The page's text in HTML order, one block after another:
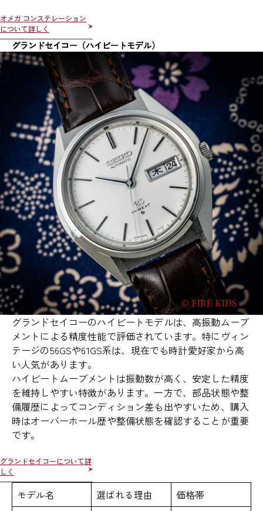
オメガ コンステレーション
について詳しく
グランドセイコー（ハイビートモデル）
グランドセイコーのハイビートモデルは、高振動ムーブ
メントによる精度性能で評価されています。特にヴィン
テージの56GSや61GS系は、現在でも時計愛好家から高
い人気があります。
ハイビートムーブメントは振動数が高く、安定した精度
を維持しやすい特徴があります。一方で、部品状態や整
備履歴によってコンディション差も出やすいため、購入
時はオーバーホール歴や整備状態を確認することが重要
です。
グランドセイコーについて詳
しく
モデル名 選ばれる理由 価格帯